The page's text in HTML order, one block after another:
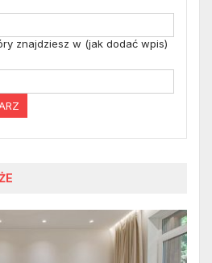
znajdziesz w (jak dodać wpis)